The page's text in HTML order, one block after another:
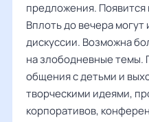
предложения. Появится
Вплоть до вечера
дискуссии. Возможна
на злободневные
общения с детьми и
творческими идеями,
корпоративов,